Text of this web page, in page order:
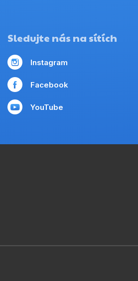
Sledujte nás na sítích
Instagram
Facebook
YouTube